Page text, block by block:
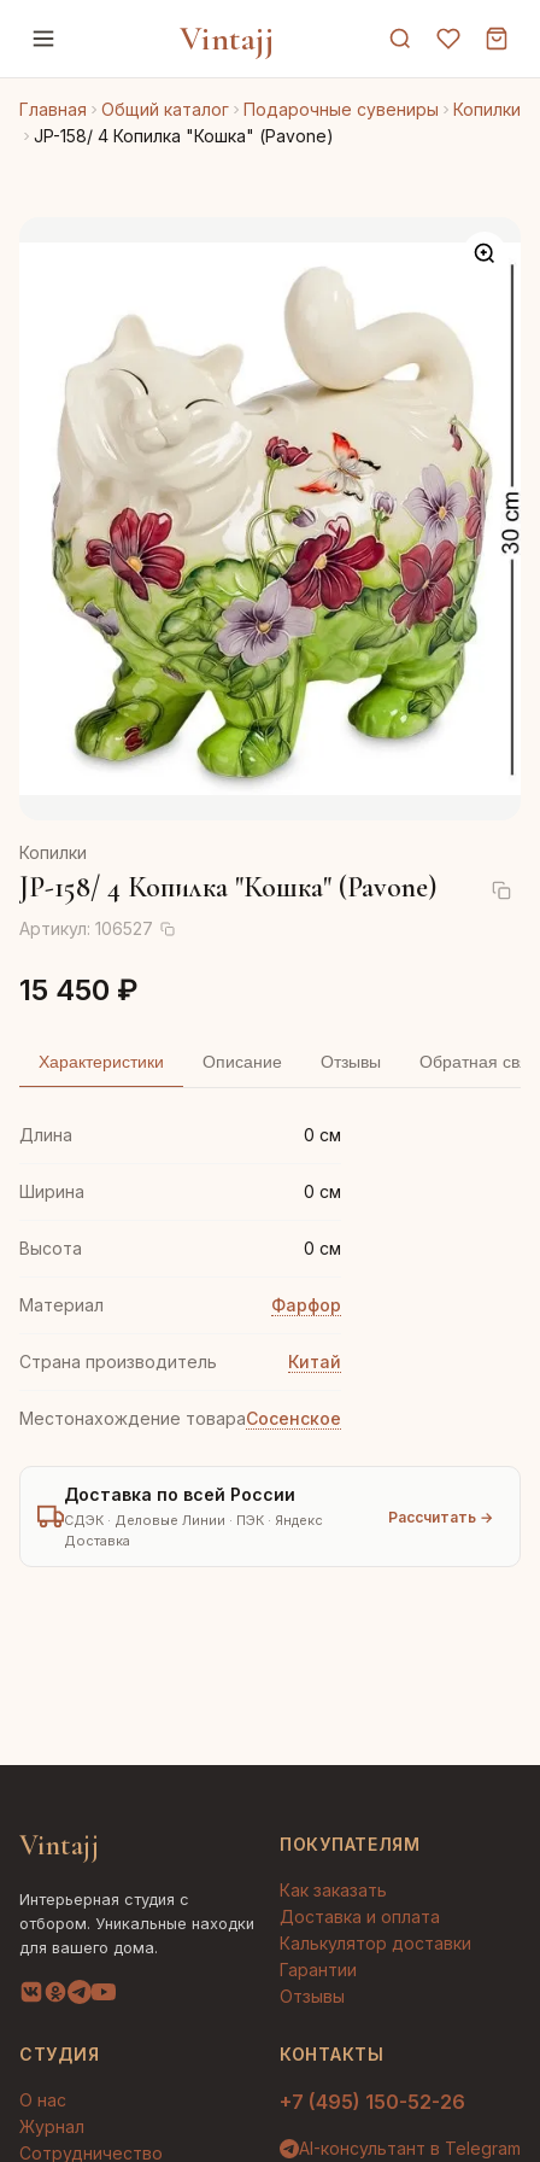
Vintajj
Главная Общий каталог Подарочные сувениры
Копилки
JP-158/ 4 Копилка "Кошка" (Pavone)
Копилки
JP-158/ 4 Копилка "Кошка" (Pavone)
Артикул: 106527
15 450 ₽
Характеристики Описание Отзывы Обратная
Длина 0 см
Ширина 0 см
Высота 0 см
Материал Фарфор
Страна производитель Китай
Местонахождение товараСосенское
Доставка по всей России
СДЭК · Деловые Линии · ПЭК · Яндекс
Доставка
Рассчитать →
Vintajj
Интерьерная студия с
отбором. Уникальные находки
для вашего дома.
ПОКУПАТЕЛЯМ
Как заказать
Доставка и оплата
Калькулятор доставки
Гарантии
Отзывы
СТУДИЯ
О нас
Журнал
Сотрудничество
КОНТАКТЫ
+7 (495) 150-52-26
AI-консультант в Telegram